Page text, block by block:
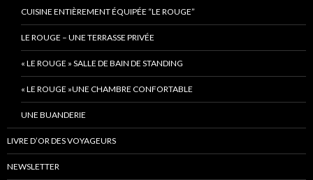
CUISINE ENTIÈREMENT ÉQUIPÉE “LE ROUGE”
LE ROUGE – UNE TERRASSE PRIVÉE
« LE ROUGE » SALLE DE BAIN DE STANDING
« LE ROUGE »UNE CHAMBRE CONFORTABLE
UNE BUANDERIE
LIVRE D’OR DES VOYAGEURS
NEWSLETTER